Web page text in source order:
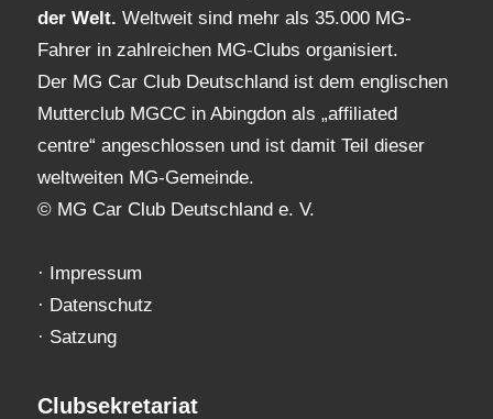
der Welt. Weltweit sind mehr als 35.000 MG-
Fahrer in zahlreichen MG-Clubs organisiert.
Der MG Car Club Deutschland ist dem englischen
Mutterclub MGCC in Abingdon als „affiliated
centre“ angeschlossen und ist damit Teil dieser
weltweiten MG-Gemeinde.
© MG Car Club Deutschland e. V.
· Impressum
· Datenschutz
· Satzung
Clubsekretariat